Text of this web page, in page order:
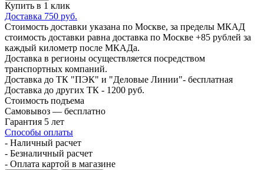
Купить в 1 клик
Доставка 750 руб.
Стоимость доставки указана по Москве, за пределы МКАД
стоимость доставки равна доставка по Москве +85 рублей за
каждый километр после МКАДа.
Доставка в регионы осуществляется посредством
транспортных компаний.
Доставка до ТК "ПЭК" и "Деловые Линии"- бесплатная
Доставка до других ТК - 1200 руб.
Стоимость подъема
Самовывоз — бесплатно
Гарантия 5 лет
Способы оплаты
- Наличный расчет
- Безналичный расчет
- Оплата картой в магазине